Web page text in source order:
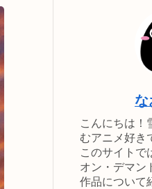
な
こんにちは！
むアニメ好き
このサイトで
オン・デマン
作品について